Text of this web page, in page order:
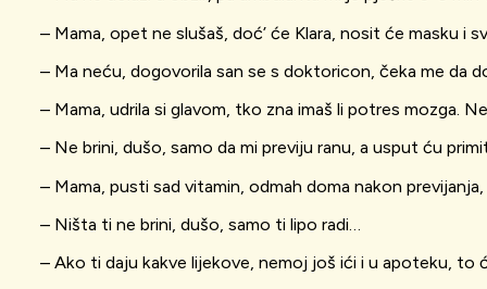
– Mama, opet ne slušaš, doć’ će Klara, nosit će masku i
– Ma neću, dogovorila san se s doktoricon, čeka me da
– Mama, udrila si glavom, tko zna imaš li potres mozga.
– Ne brini, dušo, samo da mi previju ranu, a usput ću
– Mama, pusti sad vitamin, odmah doma nakon
– Ništa ti ne brini, dušo, samo ti lipo radi…
– Ako ti daju kakve lijekove, nemoj još ići i u apoteku, to